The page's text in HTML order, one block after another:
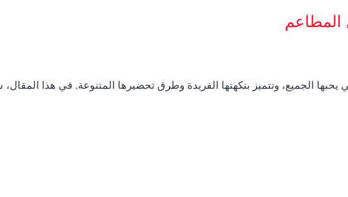
يحبها الجميع، وتتميز بنكهتها الفريدة وطرق تحضيرها المتنوعة. في هذا